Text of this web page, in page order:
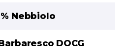
Nebbiolo
DOCG